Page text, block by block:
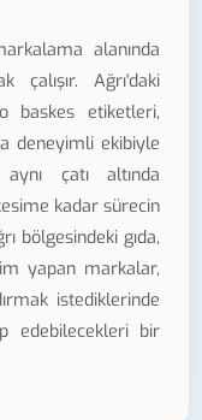
alanında
Ağrı'daki
baskes etiketleri,
deneyimli ekibiyle
çatı altında
kadar sürecin
bölgesindeki gıda,
yapan markalar,
istediklerinde
edebilecekleri bir